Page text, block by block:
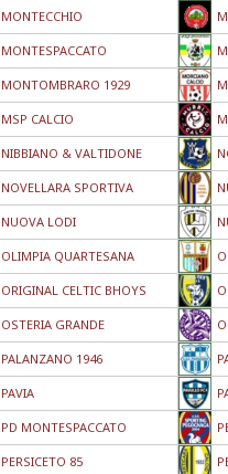
MONTECCHIO
MONTESPACCATO
MONTOMBRARO 1929
MSP CALCIO
NIBBIANO & VALTIDONE
NOVELLARA SPORTIVA
NUOVA LODI
OLIMPIA QUARTESANA
ORIGINAL CELTIC BHOYS
OSTERIA GRANDE
PALANZANO 1946
PAVIA
PD MONTESPACCATO
PERSICETO 85